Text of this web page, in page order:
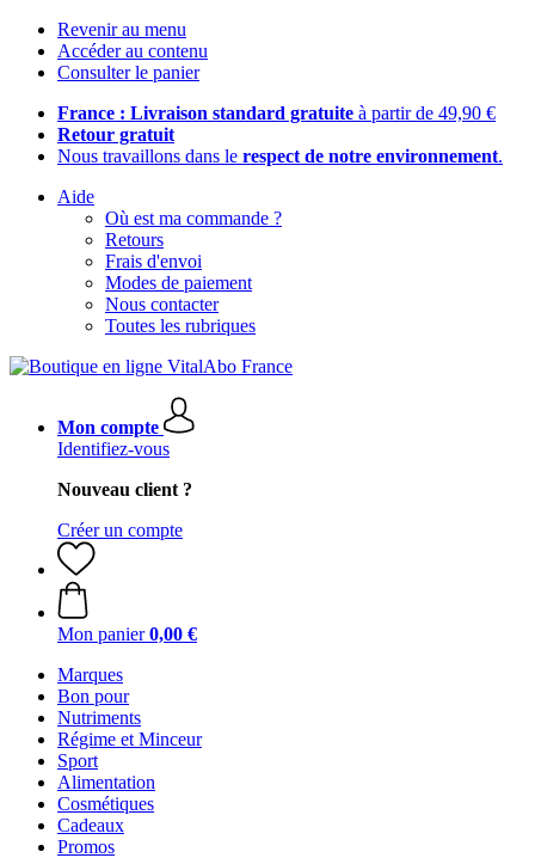
Revenir au menu
Accéder au contenu
Consulter le panier
France : Livraison standard gratuite à partir de 49,90 €
Retour gratuit
Nous travaillons dans le respect de notre environnement.
Aide
Où est ma commande ?
Retours
Frais d'envoi
Modes de paiement
Nous contacter
Toutes les rubriques
Mon compte
Identifiez-vous
Nouveau client ?
Créer un compte
Mon panier 0,00 €
Marques
Bon pour
Nutriments
Régime et Minceur
Sport
Alimentation
Cosmétiques
Cadeaux
Promos